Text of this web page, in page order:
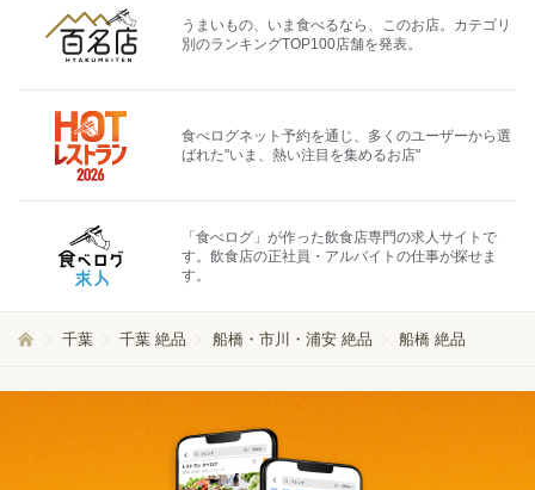
うまいもの、いま食べるなら、このお店。カテゴリ
別のランキングTOP100店舗を発表。
食べログネット予約を通じ、多くのユーザーから選
ばれた"いま、熱い注目を集めるお店"
「食べログ」が作った飲食店専門の求人サイトで
す。飲食店の正社員・アルバイトの仕事が探せま
す。
千葉 千葉 絶品 船橋・市川・浦安 絶品 船橋 絶品